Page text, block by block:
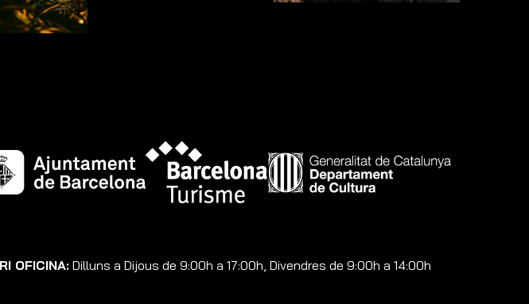
OFICINA:Dilluns a Dijous de 9:00h a 17:00h, Divendres de 9:00h a 14:00h